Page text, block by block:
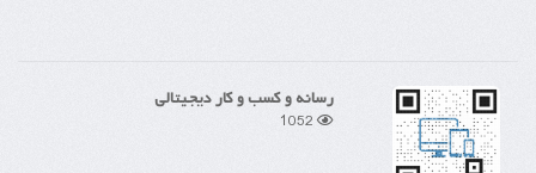
رسانه و کسب و کار دیجیتالی